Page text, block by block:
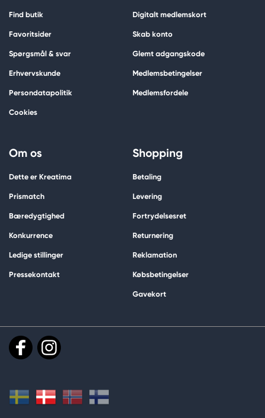
Find butik
Favoritsider
Spørgsmål & svar
Erhvervskunde
Persondatapolitik
Cookies
Digitalt medlemskort
Skab konto
Glemt adgangskode
Medlemsbetingelser
Medlemsfordele
Om os
Dette er Kreatima
Prismatch
Bæredygtighed
Konkurrence
Ledige stillinger
Pressekontakt
Shopping
Betaling
Levering
Fortrydelsesret
Returnering
Reklamation
Købsbetingelser
Gavekort